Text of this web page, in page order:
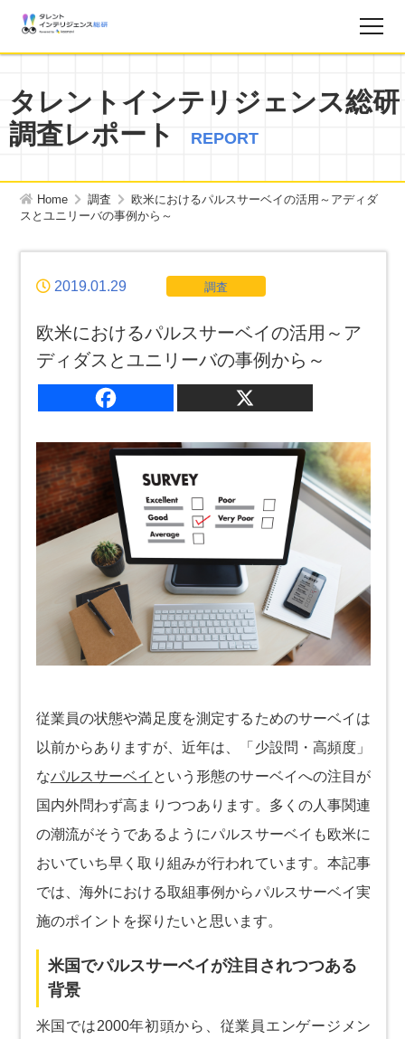
お知らせ
タレントインテリジェンス総研とは？
運営会社
個人情報保護方針
サイトマップ
タレントインテリジェンス総研
調査レポート
REPORT
Home 調査 欧米におけるパルスサーベイの活用 ～アディダ
スとユニリーバの事例から～
2019.01.29 調査
欧米におけるパルスサーベイの活用 ～ア
ディダスとユニリーバの事例から～
従業員の状態や満足度を測定するためのサーベイは
以前からありますが、近年は、「少設問・高頻度」
なパルスサーベイ という形態のサーベイへの注目が
国内外問わず高まりつつあります。多くの人事関連
の潮流がそうであるようにパルスサーベイも欧米に
おいていち早く取り組みが行われています。本記事
では、海外における取組事例からパルスサーベイ実
施のポイントを探りたいと思います。
米国でパルスサーベイが注目されつつある
背景
米国では2000年初頭から、従業員エンゲージメン